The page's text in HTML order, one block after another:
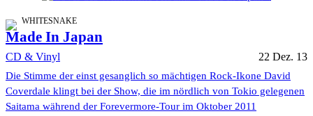
WHITESNAKE
Made In Japan
CD & Vinyl 22 Dez. 13
Die Stimme der einst gesanglich so mächtigen Rock-Ikone David
Coverdale klingt bei der Show, die im nördlich von Tokio gelegenen
Saitama während der Forevermore-Tour im Oktober 2011